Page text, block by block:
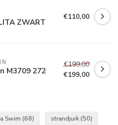
ZWART €110,00
M3709 272
€199,00
€199,00
Swim (68) strandjurk (50)